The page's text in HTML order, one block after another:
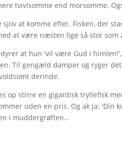
tvivlsomme end morsomme.
at komme efter. Fisken, der
at være næsten lige så stor som
at hun 'vil være Gud i
Til gengæld damper og ryger
derinde.
op stirre en gigantisk tryllefisk
uden en pris. Og ak ja: 'Din
i muddergrøften…